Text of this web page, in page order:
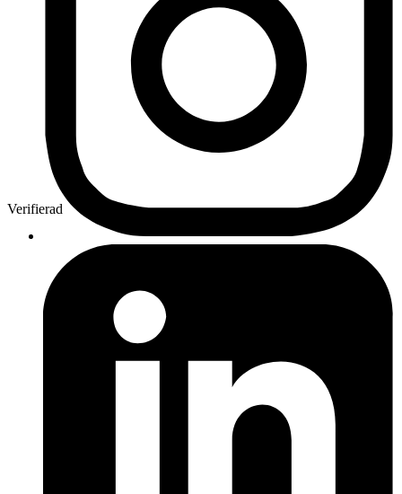
Verifierad